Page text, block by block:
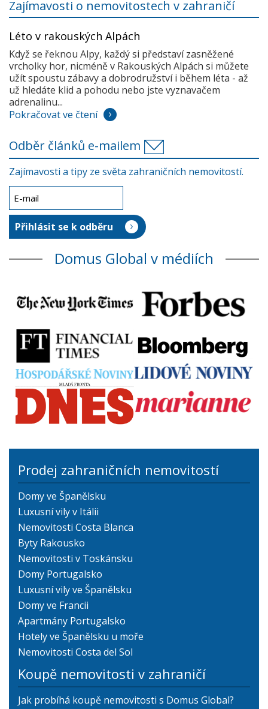
Zajímavosti o nemovitostech v zahraničí
Léto v rakouských Alpách
Když se řeknou Alpy, každý si představí zasněžené
vrcholky hor, nicméně v Rakouských Alpách si můžete
užít spoustu zábavy a dobrodružství i během léta - až
už hledáte klid a pohodu nebo jste vyznavačem
adrenalinu...
Pokračovat ve čtení
Odběr článků e-mailem
Zajímavosti a tipy ze světa zahraničních nemovitostí.
Domus Global v médiích
Prodej zahraničních nemovitostí
Domy ve Španělsku
Luxusní vily v Itálii
Nemovitosti Costa Blanca
Byty Rakousko
Nemovitosti v Toskánsku
Domy Portugalsko
Luxusní vily ve Španělsku
Domy ve Francii
Apartmány Portugalsko
Hotely ve Španělsku u moře
Nemovitosti Costa del Sol
Koupě nemovitosti v zahraničí
Jak probíhá koupě nemovitosti s Domus Global?